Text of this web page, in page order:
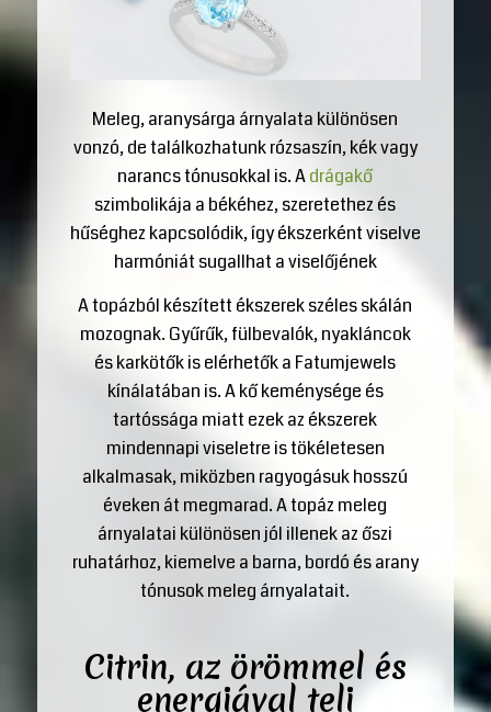
Meleg, aranysárga árnyalata különösen
vonzó, de találkozhatunk rózsaszín, kék vagy
narancs tónusokkal is. Adrágakő
szimbolikája a békéhez, szeretethez és
hűséghez kapcsolódik, így ékszerként viselve
harmóniát sugallhat a viselőjének
A topázból készített ékszerek széles skálán
mozognak. Gyűrűk, fülbevalók, nyakláncok
és karkötők is elérhetők a Fatumjewels
kínálatában is. A kő keménysége és
tartóssága miatt ezek az ékszerek
mindennapi viseletre is tökéletesen
alkalmasak, miközben ragyogásuk hosszú
éveken át megmarad. A topáz meleg
árnyalatai különösen jól illenek az őszi
ruhatárhoz, kiemelve a barna, bordó és arany
tónusok meleg árnyalatait.
Citrin, az örömmel és
energiával teli